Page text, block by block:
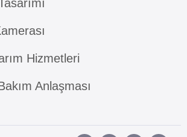
Hizmetleri
Anlaşması